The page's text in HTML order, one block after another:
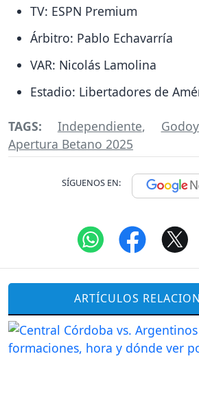
TV: ESPN Premium
Árbitro: Pablo Echavarría
VAR: Nicolás Lamolina
Estadio: Libertadores de
TAGS: Independiente,
Apertura Betano 2025
SÍGUENOS EN:
ARTÍCULOS